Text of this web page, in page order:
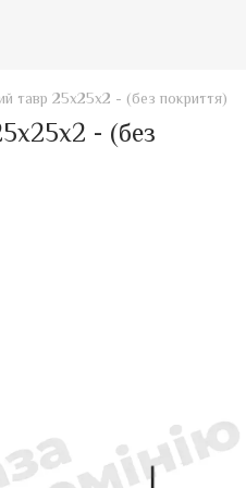
тавр 25х25х2 - (без покриття)
- (без